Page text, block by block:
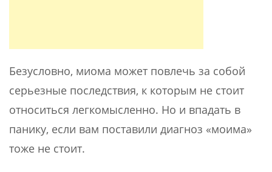
Безусловно, миома может повлечь за собой
серьезные последствия, к которым не стоит
относиться легкомысленно. Но и впадать в
панику, если вам поставили диагноз «моима»
тоже не стоит.